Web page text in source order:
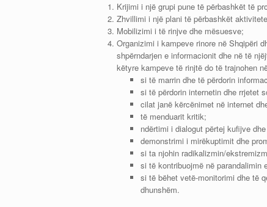
Krijimi i një grupi pune të përbashkët të
Zhvillimi i një plani të përbashkët
Mobilizimi i të rinjve dhe mësuesve;
Organizimi i kampeve rinore në Shqipëri
shpërndarjen e informacionit dhe në të
këtyre kampeve të rinjtë do të trajnohen
si të marrin dhe të përdorin
si të përdorin internetin dhe rrjetet
cilat janë kërcënimet në internet
të menduarit kritik;
ndërtimi i dialogut përtej kufijve
demonstrimi i mirëkuptimit dhe
si ta njohin radikalizmin/
si të kontribuojmë në parandalimin
si të bëhet vetë-monitorimi dhe të
dhunshëm.